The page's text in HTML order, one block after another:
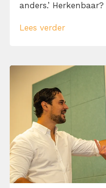
anders.’
overbrengt met 10
Lees verder